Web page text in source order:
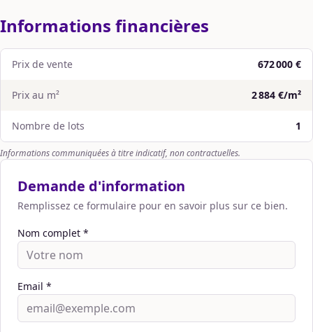
Informations financières
Prix de vente 672 000 €
Prix au m² 2 884 €/m²
Nombre de lots 1
Informations communiquées à titre indicatif, non contractuelles.
Demande d'information
Remplissez ce formulaire pour en savoir plus sur ce bien.
Nom complet *
Email *